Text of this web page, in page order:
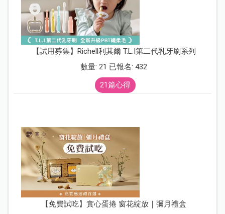
【試用募集】Richell利其爾 T.L.I第二代乳牙刷系列
數量: 21 已報名: 432
21篇心得
【免費試吃】實心蛋捲 窗花綻放｜彌月禮盒